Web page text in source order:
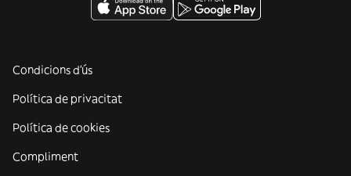
Condicions d'ús
Política de privacitat
Política de cookies
Compliment